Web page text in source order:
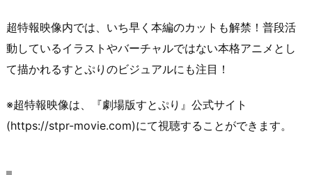
超特報映像内では、いち早く本編のカットも解禁！普段活
動しているイラストやバーチャルではない本格アニメとし
て描かれるすとぷりのビジュアルにも注目！
※超特報映像は、『劇場版すとぷり』公式サイト
(https://stpr-movie.com)にて視聴することができます。